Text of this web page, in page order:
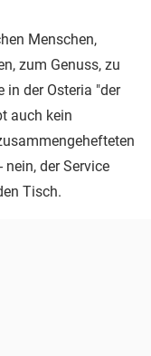
Menschen,
zum Genuss, zu
in der Osteria "der
auch kein
nein, der Service
Tisch.